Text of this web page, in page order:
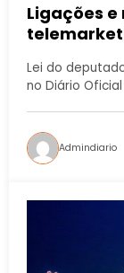
Ligações
Lei do
no Diário
Admindiario